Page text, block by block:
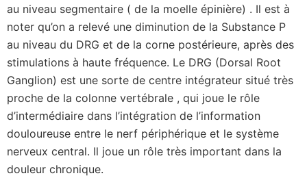
au niveau segmentaire ( de la moelle épinière) . Il est à
noter qu’on a relevé une diminution de la Substance P
au niveau du DRG et de la corne postérieure, après des
stimulations à haute fréquence. Le DRG (Dorsal Root
Ganglion) est une sorte de centre intégrateur situé très
proche de la colonne vertébrale , qui joue le rôle
d’intermédiaire dans l’intégration de l’information
douloureuse entre le nerf périphérique et le système
nerveux central. Il joue un rôle très important dans la
douleur chronique.